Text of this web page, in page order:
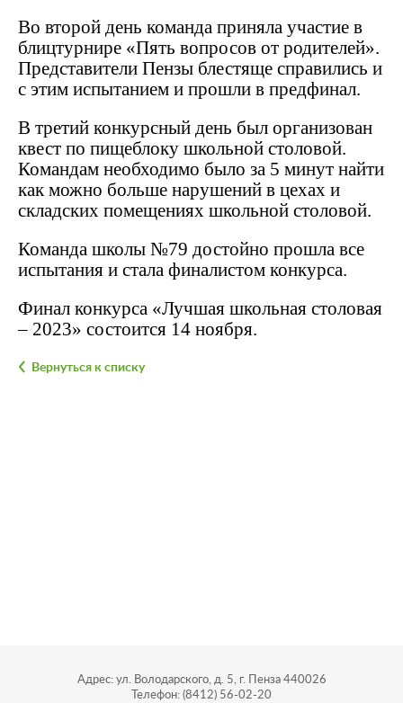
Во второй день команда приняла участие в
блицтурнире «Пять вопросов от родителей».
Представители Пензы блестяще справились и
с этим испытанием и прошли в предфинал.
В третий конкурсный день был организован
квест по пищеблоку школьной столовой.
Командам необходимо было за 5 минут найти
как можно больше нарушений в цехах и
складских помещениях школьной столовой.
Команда школы №79 достойно прошла все
испытания и стала финалистом конкурса.
Финал конкурса «Лучшая школьная столовая
– 2023» состоится 14 ноября.
Вернуться к списку
Адрес: ул. Володарского, д. 5, г. Пенза 440026
Телефон: (8412) 56-02-20